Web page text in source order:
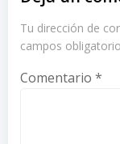
Tu dirección de
campos
Comentario *